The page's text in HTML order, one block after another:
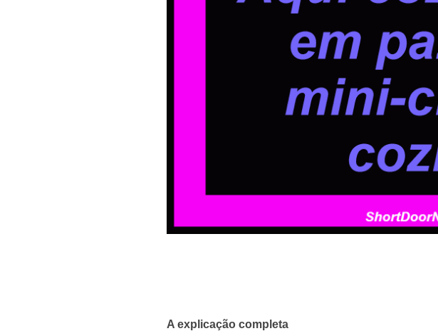
A explicação completa